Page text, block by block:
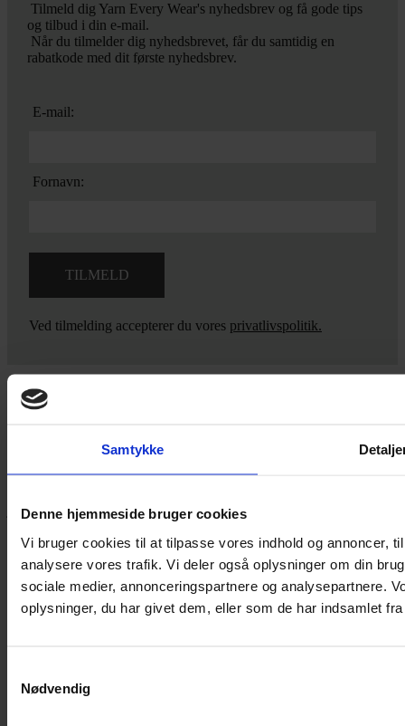
Samtykke
Denne hjemmeside bruger cookies
Vi bruger cookies til at tilpasse vores indhold og annoncer,
analysere vores trafik. Vi deler også oplysninger om din
sociale medier, annonceringspartnere og analysepartnere.
oplysninger, du har givet dem, eller som de har indsamlet
Nødvendig
Tilmeld dig Yarn Every Wear's nyhedsbrev og få gode tips
og tilbud i din e-mail.
Når du tilmelder dig nyhedsbrevet, får du samtidig en
rabatkode med dit første nyhedsbrev.
E-mail:
Fornavn:
Ved tilmelding accepterer du vores privatlivspolitik.
Yarn Every Wear
Hvis du bøvler med noget eller ønsker ny inspiration, så skriv til
jeg dig på vej.
Vestergade 12 6270, Tønder
60 51 96 50
post@yarneverywear.dk
CVR 43041649
Facebook-f
Instagram
Handelsbetingelser